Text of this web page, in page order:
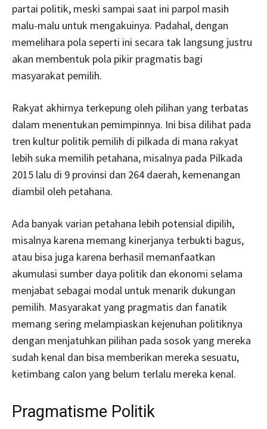
partai politik, meski sampai saat ini parpol masih
malu-malu untuk mengakuinya. Padahal, dengan
memelihara pola seperti ini secara tak langsung justru
akan membentuk pola pikir pragmatis bagi
masyarakat pemilih.
Rakyat akhirnya terkepung oleh pilihan yang terbatas
dalam menentukan pemimpinnya. Ini bisa dilihat pada
tren kultur politik pemilih di pilkada di mana rakyat
lebih suka memilih petahana, misalnya pada Pilkada
2015 lalu di 9 provinsi dan 264 daerah, kemenangan
diambil oleh petahana.
Ada banyak varian petahana lebih potensial dipilih,
misalnya karena memang kinerjanya terbukti bagus,
atau bisa juga karena berhasil memanfaatkan
akumulasi sumber daya politik dan ekonomi selama
menjabat sebagai modal untuk menarik dukungan
pemilih. Masyarakat yang pragmatis dan fanatik
memang sering melampiaskan kejenuhan politiknya
dengan menjatuhkan pilihan pada sosok yang mereka
sudah kenal dan bisa memberikan mereka sesuatu,
ketimbang calon yang belum terlalu mereka kenal.
Pragmatisme Politik